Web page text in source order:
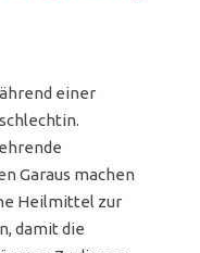
einer
Garaus machen
Heilmittel zur
damit die